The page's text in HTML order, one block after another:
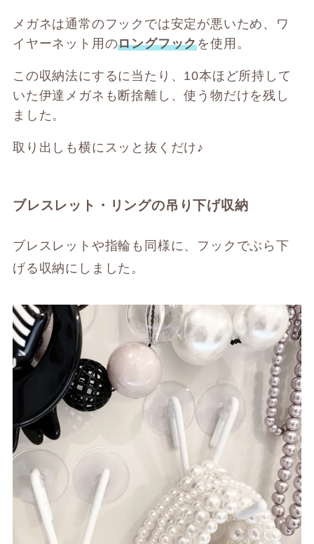
メガネは通常のフックでは安定が悪いため、ワ
イヤーネット用のロングフックを使用。
この収納法にするに当たり、10本ほど所持して
いた伊達メガネも断捨離し、使う物だけを残し
ました。
取り出しも横にスッと抜くだけ♪
ブレスレット・リングの吊り下げ収納
ブレスレットや指輪も同様に、フックでぶら下
げる収納にしました。